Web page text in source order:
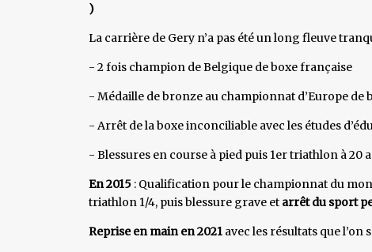
)
La carrière de Gery n’a pas été un long fleuve
- 2 fois champion de Belgique de boxe française
- Médaille de bronze au championnat d’Europe de
- Arrêt de la boxe inconciliable avec les études
- Blessures en course à pied puis 1er triathlon à 20
En 2015 : Qualification pour le championnat du
triathlon 1/4, puis blessure grave et arrêt du sport
Reprise en main en 2021 avec les résultats que l’on